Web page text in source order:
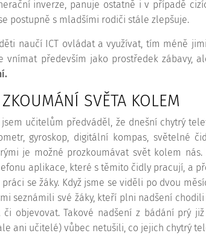
inverze, panuje ostatně i v případě
postupně s mladšími rodiči stále zlepšuje.
naučí ICT ovládat a využívat, tím méně
vnímat především jako prostředek zábavy,
SVĚTA KOLEM
učitelům předváděl, že dnešní chytrý
gyroskop, digitální kompas, světelné
je možné prozkoumávat svět kolem
aplikace, které s těmito čidly pracují, a
se žáky. Když jsme se viděli po dvou
seznámili své žáky, kteří plni nadšení
objevovat. Takové nadšení z bádání prý
ani učitelé) vůbec netušili, co jejich chytrý